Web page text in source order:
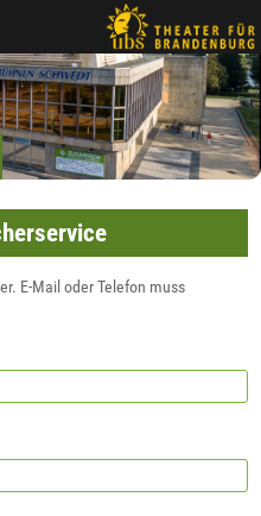
E-Mail oder Telefon muss